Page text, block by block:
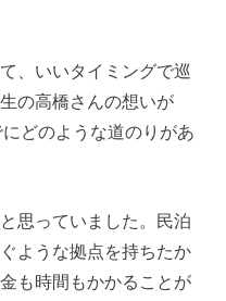
、いいタイミングで巡
の高橋さんの想いが
どのような道のりがあ
思っていました。民泊
ような拠点を持ちたか
も時間もかかることが